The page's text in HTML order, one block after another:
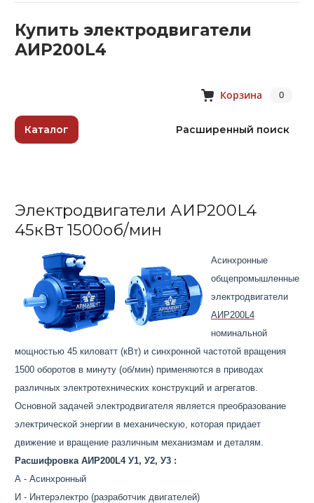
Купить электродвигатели
АИР200L4
Корзина 0
Каталог Расширенный поиск
Электродвигатели АИР200L4
45кВт 1500об/мин
Асинхронные
общепромышленные
электродвигатели
АИР200L4
номинальной
мощностью 45 киловатт (кВт) и синхронной частотой вращения
1500 оборотов в минуту (об/мин) применяются в приводах
различных электротехнических конструкций и агрегатов.
Основной задачей электродвигателя является преобразование
электрической энергии в механическую, которая придает
движение и вращение различным механизмам и деталям.
Расшифровка АИР200L4 У1, У2, У3 :
А - Асинхронный
И - Интерэлектро (разработчик двигателей)